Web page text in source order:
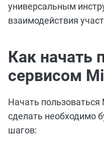
универсальным
взаимодействия
Как начать
сервисом
Начать пользоваться
сделать необходимо
шагов: